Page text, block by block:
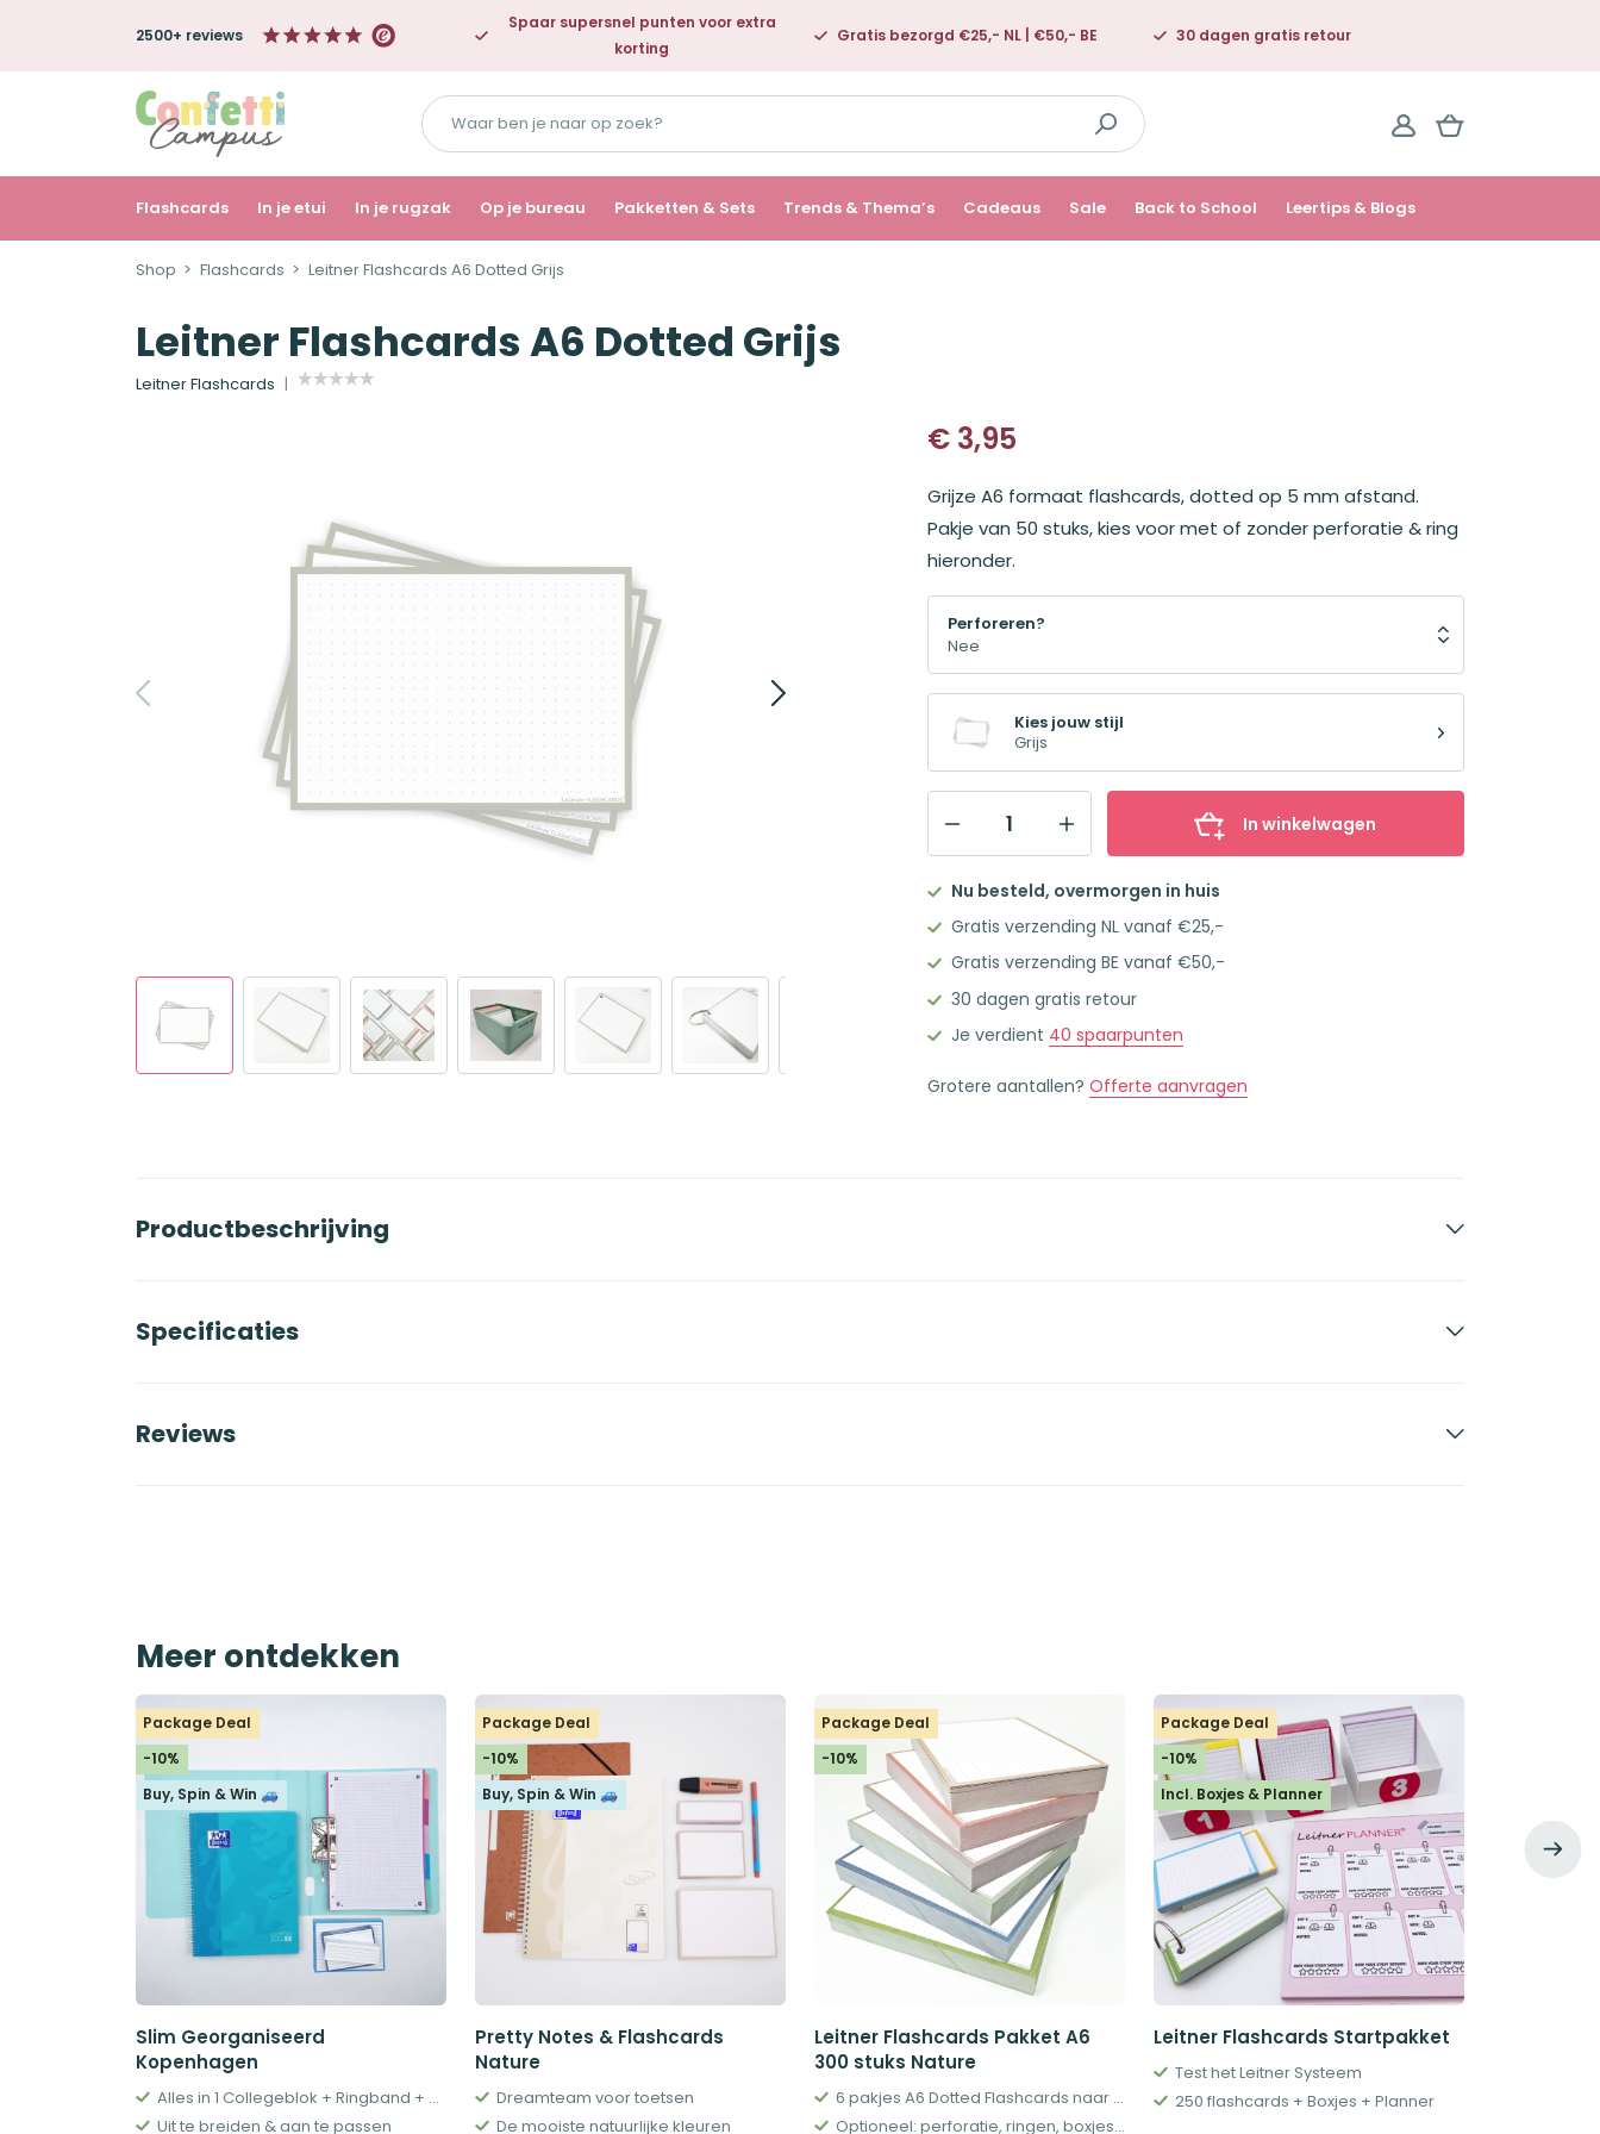
2500+ reviews
Spaar supersnel punten voor extra
korting
Gratis bezorgd €25,- NL | €50,- BE 30 dagen gratis retour
Waar
ben
je
naar
op
zoek?
Flashcards In je etui In je rugzak Op je bureau Pakketten & Sets Trends & Thema’s Cadeaus Sale Back to School Leertips & Blogs
Shop Flashcards Leitner Flashcards A6 Dotted Grijs
Leitner Flashcards A6 Dotted Grijs
Leitner Flashcards
€ 3,95
Grijze A6 formaat flashcards, dotted op 5 mm afstand.
Pakje van 50 stuks, kies voor met of zonder perforatie & ring
hieronder.
Perforeren?
Kies jouw stijl
Grijs
A6
Dotted
Grijs
aantal
In winkelwagen
Nu besteld, overmorgen in huis
Gratis verzending NL vanaf €25,-
Gratis verzending BE vanaf €50,-
30 dagen gratis retour
Je verdient 40 spaarpunten
Grotere aantallen? Offerte aanvragen
Productbeschrijving
Specificaties
Reviews
Meer ontdekken
Package Deal
-10%
Buy, Spin & Win 🚙
Slim Georganiseerd
Kopenhagen
Alles in 1 Collegeblok + Ringband + Tabs
Uit te breiden & aan te passen
Package Deal
-10%
Buy, Spin & Win 🚙
Pretty Notes & Flashcards
Nature
Dreamteam voor toetsen
De mooiste natuurlijke kleuren
Package Deal
-10%
Leitner Flashcards Pakket A6
300 stuks Nature
6 pakjes A6 Dotted Flashcards naar keuze
Optioneel: perforatie, ringen, boxjes en meer
Package Deal
-10%
Incl. Boxjes & Planner
Leitner Flashcards Startpakket
Test het Leitner Systeem
250 flashcards + Boxjes + Planner